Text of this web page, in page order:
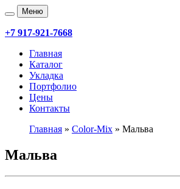
Меню
+7 917-921-7668
Главная
Каталог
Укладка
Портфолио
Цены
Контакты
Главная » Color-Mix » Мальва
Мальва